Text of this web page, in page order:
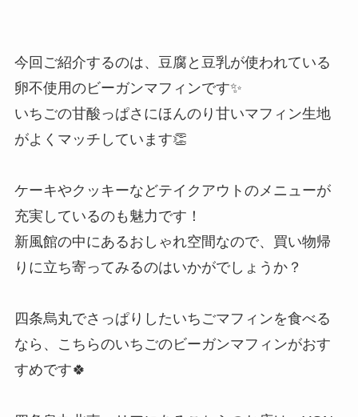
今回ご紹介するのは、豆腐と豆乳が使われている
卵不使用のビーガンマフィンです✨
いちごの甘酸っぱさにほんのり甘いマフィン生地
がよくマッチしています👏
ケーキやクッキーなどテイクアウトのメニューが
充実しているのも魅力です！
新風館の中にあるおしゃれ空間なので、買い物帰
りに立ち寄ってみるのはいかがでしょうか？
四条烏丸でさっぱりしたいちごマフィンを食べる
なら、こちらのいちごのビーガンマフィンがおす
すめです🍀